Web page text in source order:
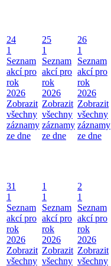
24
1
Seznam
akcí pro
rok
2026
Zobrazit
všechny
záznamy
ze dne
25
1
Seznam
akcí pro
rok
2026
Zobrazit
všechny
záznamy
ze dne
26
1
Seznam
akcí pro
rok
2026
Zobrazit
všechny
záznamy
ze dne
31
1
Seznam
akcí pro
rok
2026
Zobrazit
všechny
1
1
Seznam
akcí pro
rok
2026
Zobrazit
všechny
2
1
Seznam
akcí pro
rok
2026
Zobrazit
všechny